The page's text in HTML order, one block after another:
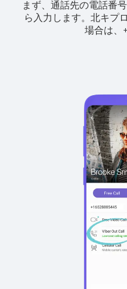
まず、通話先の電話番
ら入力します。 北キプ
場合は、
+